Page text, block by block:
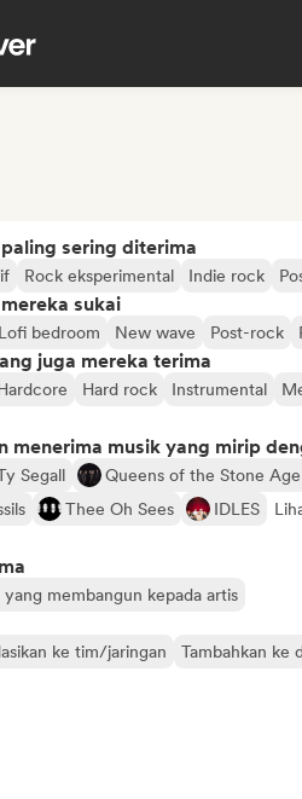
sering diterima
Rock eksperimental Indie rock
sukai
Lofi bedroom New wave Post-rock
juga mereka terima
Hard rock Instrumental
menerima musik yang mirip
Segall Queens of the Stone Age
Thee Oh Sees IDLES
yang membangun kepada artis
ke tim/jaringan Tambahkan ke